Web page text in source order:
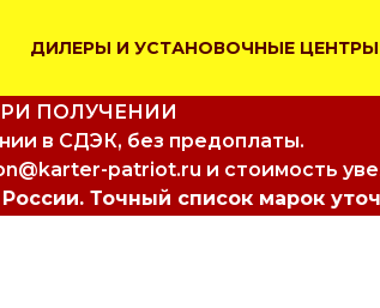
ДИЛЕРЫ И УСТАНОВОЧНЫЕ ЦЕНТРЫ
ПОЛУЧЕНИИ
в СДЭК, без предоплаты.
patriot.ru и стоимость
Точный список марок